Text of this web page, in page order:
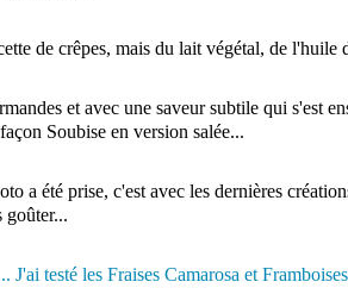
de crêpes, mais du lait végétal, de l'huile
et avec une saveur subtile qui s'est
Soubise en version salée...
a été prise, c'est avec les dernières
goûter...